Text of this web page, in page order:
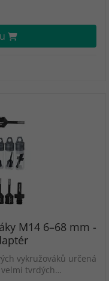
M14 6–68 mm -
vykružováků určená
tvrdých…